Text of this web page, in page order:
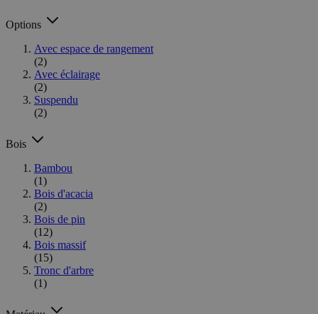
Options
Avec espace de rangement
(2)
Avec éclairage
(2)
Suspendu
(2)
Bois
Bambou
(1)
Bois d'acacia
(2)
Bois de pin
(12)
Bois massif
(15)
Tronc d'arbre
(1)